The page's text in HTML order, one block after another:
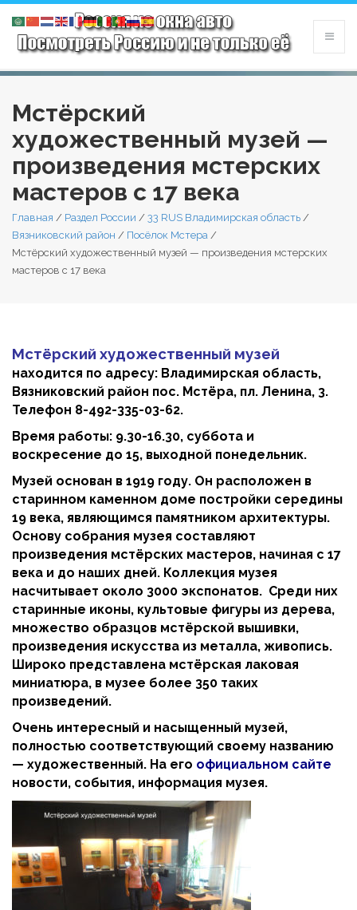
Мстёрский
художественный музей —
произведения мстерских
мастеров с 17 века
Главная / Раздел России / 33 RUS Владимирская область /
Вязниковский район / Посёлок Мстера /
Мстёрский художественный музей — произведения мстерских
мастеров с 17 века
Мстёрский художественный музей
находится по адресу: Владимирская область,
Вязниковский район пос. Мстёра, пл. Ленина, 3.
Телефон 8-492-335-03-62.
Время работы: 9.30-16.30, суббота и
воскресение до 15, выходной понедельник.
Музей основан в 1919 году. Он расположен в
старинном каменном доме постройки середины
19 века, являющимся памятником архитектуры.
Основу собрания музея составляют
произведения мстёрских мастеров, начиная с 17
века и до наших дней. Коллекция музея
насчитывает около 3000 экспонатов. Среди них
старинные иконы, культовые фигуры из дерева,
множество образцов мстёрской вышивки,
произведения искусства из металла, живопись.
Широко представлена мстёрская лаковая
миниатюра, в музее более 350 таких
произведений.
Очень интересный и насыщенный музей,
полностью соответствующий своему названию
— художественный. На его официальном сайте
новости, события, информация музея.